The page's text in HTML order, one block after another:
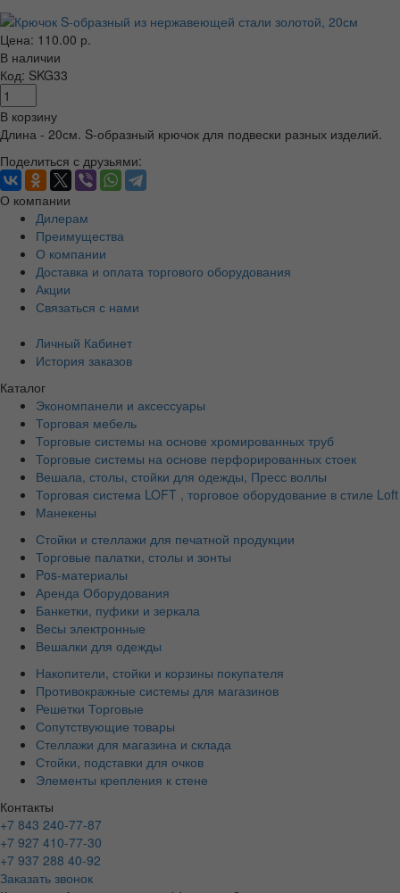
Цена: 110.00 р.
В наличии
Код: SKG33
В корзину
Длина - 20см. S-образный крючок для подвески разных изделий.
Поделиться с друзьями:
О компании
Дилерам
Преимущества
О компании
Доставка и оплата торгового оборудования
Акции
Связаться с нами
Личный Кабинет
История заказов
Каталог
Экономпанели и аксессуары
Торговая мебель
Торговые системы на основе хромированных труб
Торговые системы на основе перфорированных стоек
Вешала, столы, стойки для одежды, Пресс воллы
Торговая система LOFT , торговое оборудование в стиле Loft
Манекены
Стойки и стеллажи для печатной продукции
Торговые палатки, столы и зонты
Pos-материалы
Аренда Оборудования
Банкетки, пуфики и зеркала
Весы электронные
Вешалки для одежды
Накопители, стойки и корзины покупателя
Противокражные системы для магазинов
Решетки Торговые
Сопутствующие товары
Стеллажи для магазина и склада
Стойки, подставки для очков
Элементы крепления к стене
Контакты
+7 843 240-77-87
+7 927 410-77-30
+7 937 288 40-92
Заказать звонок